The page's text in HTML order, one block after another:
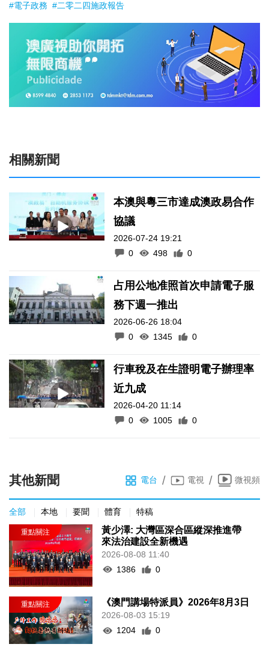
#電子政務 #二零二四施政報告
相關新聞
本澳與粵三市達成澳政易合作
協議
2026-07-24 19:21
0
498 0
占用公地准照首次申請電子服
務下週一推出
2026-06-26 18:04
0
1345 0
行車稅及在生證明電子辦理率
近九成
2026-04-20 11:14
0
1005 0
其他新聞 電台 / 電視 / 微視頻
全部 本地 要聞 體育 特稿
黃少澤: 大灣區深合區縱深推進帶
來法治建設全新機遇
2026-08-08 11:40
1386
0
《澳門講場特派員》2026年8月3日
2026-08-03 15:19
1204
0